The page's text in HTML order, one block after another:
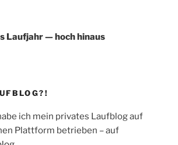
Laufjahr — hoch hinaus
ich mein privates Laufblog auf
Plattform betrieben – auf